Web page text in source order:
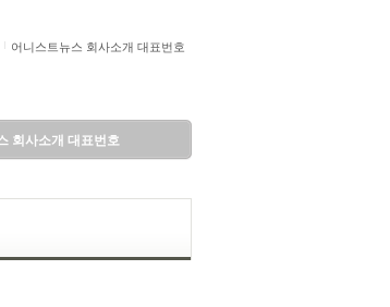
어니스트뉴스 회사소개 대표번호
회사소개 대표번호